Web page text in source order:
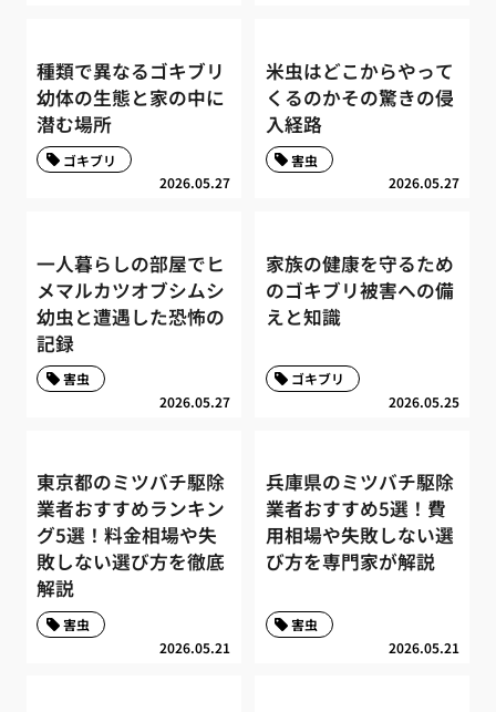
種類で異なるゴキブリ
幼体の生態と家の中に
潜む場所
2026.05.27
ゴキブリ
米虫はどこからやって
くるのかその驚きの侵
入経路
2026.05.27
害虫
一人暮らしの部屋でヒ
メマルカツオブシムシ
幼虫と遭遇した恐怖の
記録
2026.05.27
害虫
家族の健康を守るため
のゴキブリ被害への備
えと知識
2026.05.25
ゴキブリ
東京都のミツバチ駆除
業者おすすめランキン
グ5選！料金相場や失
敗しない選び方を徹底
解説
2026.05.21
害虫
兵庫県のミツバチ駆除
業者おすすめ5選！費
用相場や失敗しない選
び方を専門家が解説
2026.05.21
害虫